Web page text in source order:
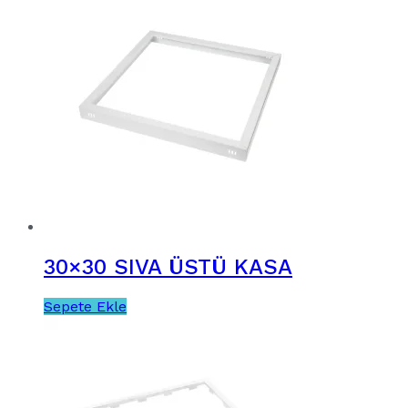
30×30 SIVA ÜSTÜ KASA
Sepete Ekle